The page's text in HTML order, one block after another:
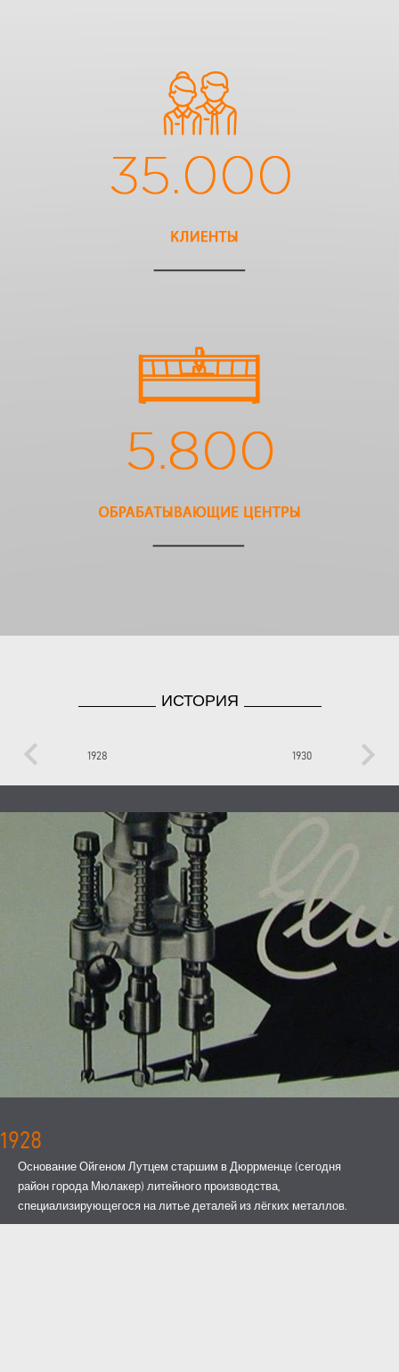
ИСТОРИЯ
1928 1930
keyboard_arrow_left keyboard_arrow_right
1928
Основание Ойгеном Лутцем старшим в Дюррменце (сегодня
район города Мюлакер) литейного производства,
специализирующегося на литье деталей из лёгких металлов.